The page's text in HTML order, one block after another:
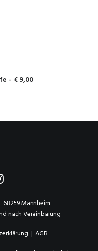
€9,00
Mannheim
nach Vereinbarung
| AGB